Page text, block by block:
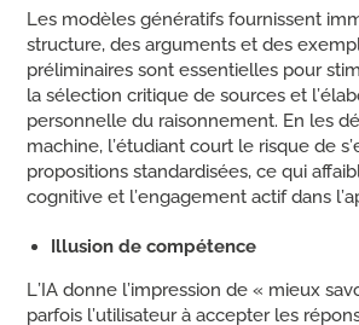
Les modèles génératifs fournissent
structure, des arguments et des
préliminaires sont essentielles pour
la sélection critique de sources et
personnelle du raisonnement. En les
machine, l’étudiant court le risque de
propositions standardisées, ce qui
cognitive et l’engagement actif dans
Illusion de compétence
L’IA donne l’impression de « mieux
parfois l’utilisateur à accepter les